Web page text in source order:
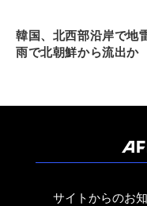
韓国、北西部沿岸で地
雨で北朝鮮から流出か
サイトからのお